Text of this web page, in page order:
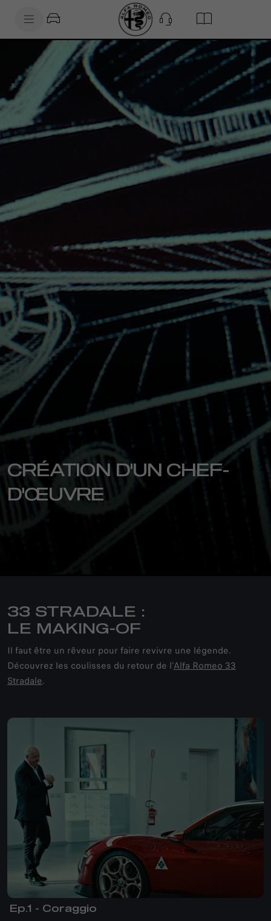
SkiptoNavigationText
CRÉATION D'UN CHEF-
D'ŒUVRE
33 STRADALE :
LE MAKING-OF
Il faut être un rêveur pour faire revivre une légende.
Découvrez les coulisses du retour de l'Alfa Romeo 33
Stradale.
Ep.1 - Coraggio